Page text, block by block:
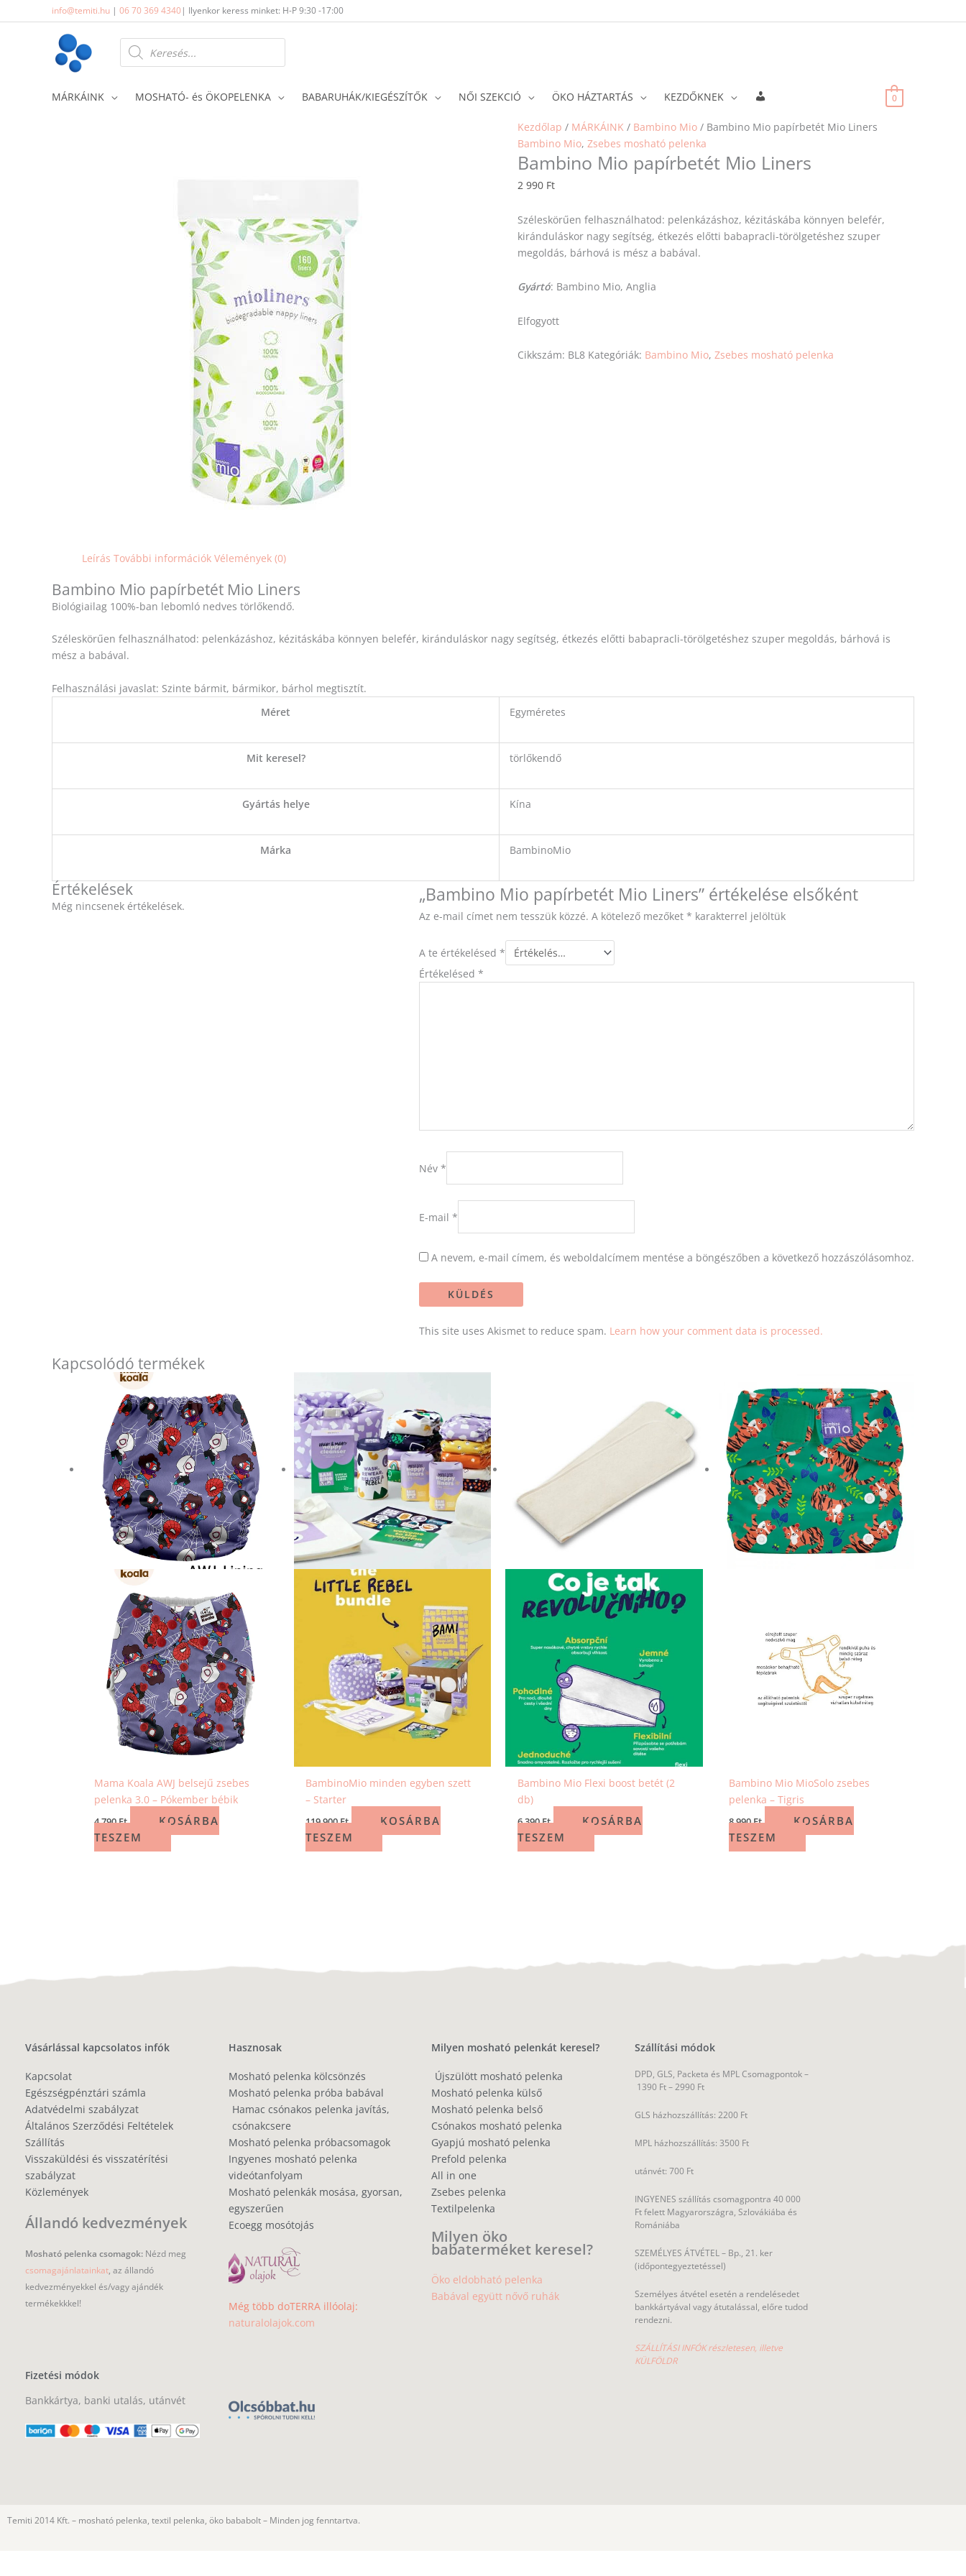
to
info@temiti.hu | 06 70 369 4340| Ilyenkor keress minket: H-P 9:30 -17:00
Products
search
MÁRKÁINK MOSHATÓ- és ÖKOPELENKA BABARUHÁK/KIEGÉSZÍTŐK NŐI SZEKCIÓ ÖKO HÁZTARTÁS KEZDŐKNEK 0
Kezdőlap / MÁRKÁINK / Bambino Mio / Bambino Mio papírbetét Mio Liners
Bambino Mio, Zsebes mosható pelenka
Bambino Mio papírbetét Mio Liners
2 990 Ft
Széleskörűen felhasználhatod: pelenkázáshoz, kézitáskába könnyen belefér,
kiránduláskor nagy segítség, étkezés előtti babapracli-törölgetéshez szuper
megoldás, bárhová is mész a babával.
Gyártó: Bambino Mio, Anglia
Elfogyott
Cikkszám: BL8 Kategóriák: Bambino Mio, Zsebes mosható pelenka
Leírás További információk Vélemények (0)
Bambino Mio papírbetét Mio Liners
Biológiailag 100%-ban lebomló nedves törlőkendő.
Széleskörűen felhasználhatod: pelenkázáshoz, kézitáskába könnyen belefér, kiránduláskor nagy segítség, étkezés előtti babapracli-törölgetéshez szuper megoldás, bárhová is
mész a babával.
Felhasználási javaslat: Szinte bármit, bármikor, bárhol megtisztít.
Méret
Egyméretes
Mit keresel? törlőkendő
Gyártás helye Kína
Márka BambinoMio
Értékelések
Még nincsenek értékelések.
„Bambino Mio papírbetét Mio Liners” értékelése elsőként
Az e-mail címet nem tesszük közzé. A kötelező mezőket * karakterrel jelöltük
A te értékelésed *
Értékelésed *
Név *
E-mail *
A nevem, e-mail címem, és weboldalcímem mentése a böngészőben a következő hozzászólásomhoz.
This site uses Akismet to reduce spam. Learn how your comment data is processed.
Kapcsolódó termékek
Mama Koala AWJ belsejű zsebes
pelenka 3.0 – Pókember bébik
4 790Ft
KOSÁRBA
TESZEM
BambinoMio minden egyben szett
– Starter
119 900Ft
KOSÁRBA
TESZEM
Bambino Mio Flexi boost betét (2
db)
6 390Ft
KOSÁRBA
TESZEM
Bambino Mio MioSolo zsebes
pelenka – Tigris
8 990Ft
KOSÁRBA
TESZEM
Vásárlással kapcsolatos infók
Kapcsolat
Egészségpénztári számla
Adatvédelmi szabályzat
Általános Szerződési Feltételek
Szállítás
Visszaküldési és visszatérítési
szabályzat
Közlemények
Állandó kedvezmények
Mosható pelenka csomagok: Nézd meg
csomagajánlatainkat, az állandó
kedvezményekkel és/vagy ajándék
termékekkkel!
Fizetési módok
Bankkártya, banki utalás, utánvét
Hasznosak
Mosható pelenka kölcsönzés
Mosható pelenka próba babával
Hamac csónakos pelenka javítás,
csónakcsere
Mosható pelenka próbacsomagok
Ingyenes mosható pelenka
videótanfolyam
Mosható pelenkák mosása, gyorsan,
egyszerűen
Ecoegg mosótojás
Még több doTERRA illóolaj:
naturalolajok.com
Milyen mosható pelenkát keresel?
Újszülött mosható pelenka
Mosható pelenka külső
Mosható pelenka belső
Csónakos mosható pelenka
Gyapjú mosható pelenka
Prefold pelenka
All in one
Zsebes pelenka
Textilpelenka
Milyen öko
babaterméket keresel?
Öko eldobható pelenka
Babával együtt nővő ruhák
Szállítási módok
DPD, GLS, Packeta és MPL Csomagpontok –
1390 Ft – 2990 Ft
GLS házhozszállítás: 2200 Ft
MPL házhozszállítás: 3500 Ft
utánvét: 700 Ft
INGYENES szállítás csomagpontra 40 000
Ft felett Magyarországra, Szlovákiába és
Romániába
SZEMÉLYES ÁTVÉTEL – Bp., 21. ker
(időpontegyeztetéssel)
Személyes átvétel esetén a rendelésedet
bankkártyával vagy átutalással, előre tudod
rendezni.
SZÁLLÍTÁSI INFÓK részletesen, illetve
KÜLFÖLDR
Temiti 2014 Kft. – mosható pelenka, textil pelenka, öko bababolt – Minden jog fenntartva.